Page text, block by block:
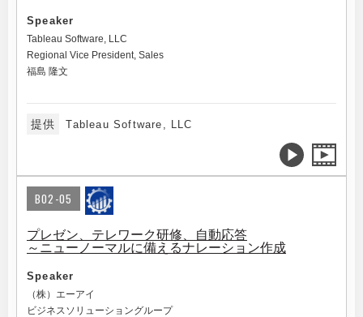
Speaker
Tableau Software, LLC
Regional Vice President, Sales
福島 隆文
提供 Tableau Software, LLC
B02-05
プレゼン、テレワーク研修、自動応答
～ニューノーマルに備えるナレーション作成
Speaker
（株）エーアイ
ビジネスソリューショングループ